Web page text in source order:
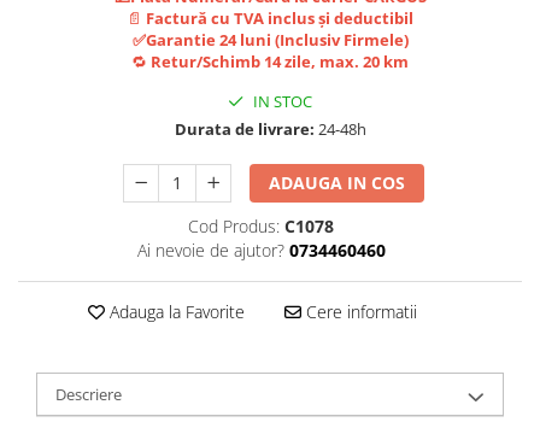
Valve & extensii
Display-uri / ecrane
Lumini / iluminare
BMS
Încărcătoare
Prize de încărcare
📄 Factură cu TVA inclus și deductibil
✅Garantie 24 luni (Inclusiv Firmele)
🔁 Retur/Schimb 14 zile, max. 20 km
IN STOC
Durata de livrare: 24-48h
ADAUGA IN COS
Cod Produs: C1078
Ai nevoie de ajutor? 0734460460
Adauga la Favorite Cere informatii
Descriere